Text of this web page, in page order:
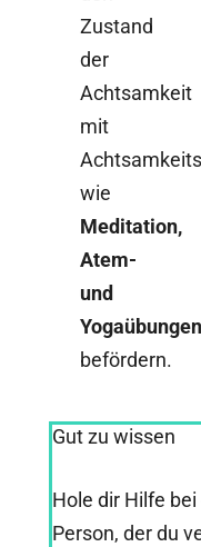
Zustand
der
Achtsamkeit
mit
wie
Meditation,
Atem-
und
Yogaübungen
befördern.
Gut zu wissen
Hole dir Hilfe
Person, der du